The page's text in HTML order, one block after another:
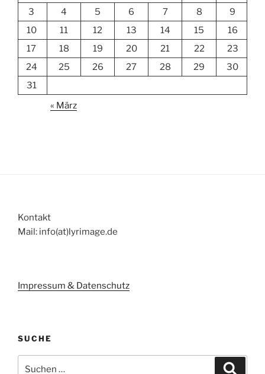
3
4 5 6 7 8
9
10
11 12 13 14 15
16
17
18 19 20 21 22
23
24
25 26 27 28 29
30
31
« März
Kontakt
Mail: info(at)lyrimage.de
Impressum & Datenschutz
SUCHE